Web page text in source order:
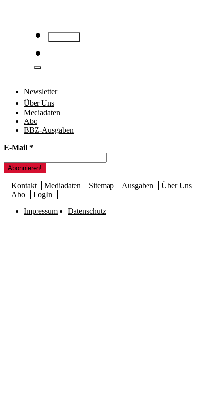
Newsletter
Über Uns
Mediadaten
Abo
BBZ-Ausgaben
E-Mail *
Kontakt Mediadaten Sitemap Ausgaben
Über Uns
Abo
LogIn
Impressum
Datenschutz